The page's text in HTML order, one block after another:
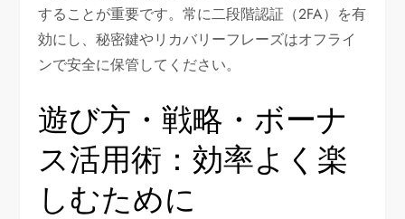
することが重要です。常に二段階認証（2FA）を有
効にし、秘密鍵やリカバリーフレーズはオフライ
ンで安全に保管してください。
遊び方・戦略・ボーナ
ス活用術：効率よく楽
しむために